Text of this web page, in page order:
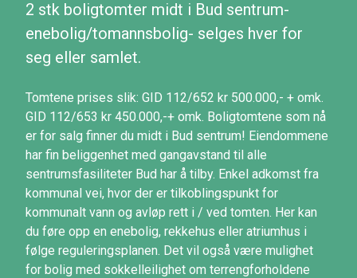
2 stk boligtomter midt i Bud sentrum-
enebolig/tomannsbolig- selges hver for
seg eller samlet.
Tomtene prises slik: GID 112/652 kr 500.000,- + omk.
GID 112/653 kr 450.000,-+ omk. Boligtomtene som nå
er for salg finner du midt i Bud sentrum! Eiendommene
har fin beliggenhet med gangavstand til alle
sentrumsfasiliteter Bud har å tilby. Enkel adkomst fra
kommunal vei, hvor der er tilkoblingspunkt for
kommunalt vann og avløp rett i / ved tomten. Her kan
du føre opp en enebolig, rekkehus eller atriumhus i
følge reguleringsplanen. Det vil også være mulighet
for bolig med sokkelleilighet om terrengforholdene